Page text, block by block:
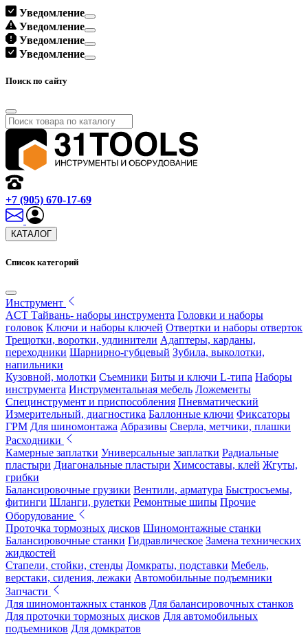
Уведомление
Уведомление
Уведомление
Уведомление
Поиск по сайту
+7 (905) 670-17-69
КАТАЛОГ
Список категорий
Инструмент
ACT Тайвань- наборы инструмента Головки и наборы
головок Ключи и наборы ключей Отвертки и наборы отверток
Трещотки, воротки, удлинители Адаптеры, карданы,
переходники Шарнирно-губцевый Зубила, выколотки,
напильники
Кузовной, молотки Съемники Биты и ключи L-типа Наборы
инструмента Инструментальная мебель Ложементы
Специнструмент и приспособления Пневматический
Измерительный, диагностика Баллонные ключи Фиксаторы
ГРМ Для шиномонтажа Абразивы Сверла, метчики, плашки
Расходники
Камерные заплатки Универсальные заплатки Радиальные
пластыри Диагональные пластыри Химсоставы, клей Жгуты,
грибки
Балансировочные грузики Вентили, арматура Быстросъемы,
фитинги Шланги, рулетки Ремонтные шипы Прочие
Оборудование
Проточка тормозных дисков Шиномонтажные станки
Балансировочные станки Гидравлическое Замена технических
жидкостей
Стапели, стойки, стенды Домкраты, подставки Мебель,
верстаки, сидения, лежаки Автомобильные подъемники
Запчасти
Для шиномонтажных станков Для балансировочных станков
Для проточки тормозных дисков Для автомобильных
подъемников Для домкратов